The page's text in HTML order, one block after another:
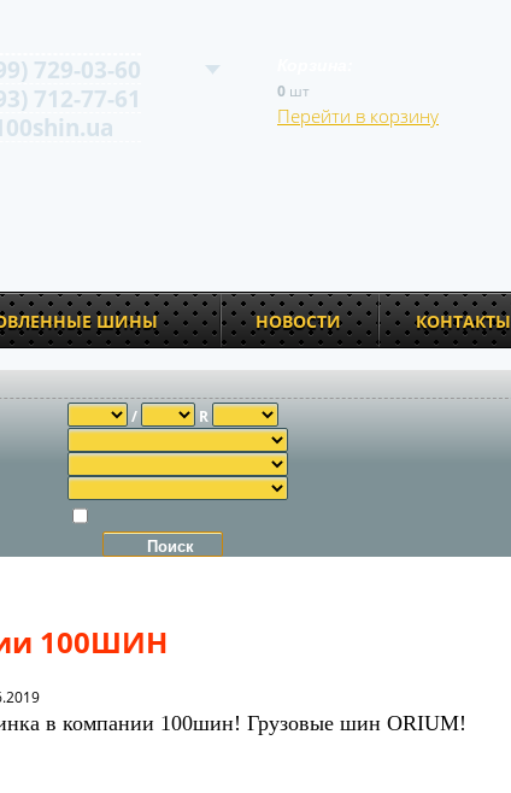
729-03-60
712-77-61
0 шт
Перейти в корзину
ШИНЫ НОВОСТИ КОНТАКТЫ
/
R
100ШИН
в компании 100шин! Грузовые шин ORIUM!